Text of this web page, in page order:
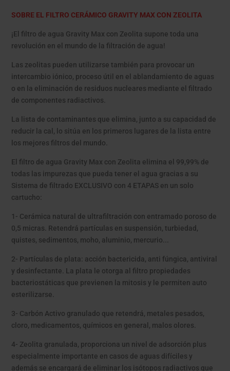
SOBRE EL FILTRO CERÁMICO GRAVITY MAX CON ZEOLITA
¡El filtro de agua Gravity Max con Zeolita supone toda una
revolución en el mundo de la filtración de agua!
Las zeolitas pueden utilizarse también para provocar un
intercambio iónico, proceso útil en el ablandamiento de aguas
o en la eliminación de residuos nucleares mediante el filtrado
de componentes radiactivos.
La lista de contaminantes que elimina, junto a su capacidad de
reducir la cal, lo sitúa en los primeros lugares de la lista entre
los mejores filtros del mundo.
El filtro de agua Gravity Max con Zeolita elimina el 99,99% de
todas las impurezas que pueda tener el agua gracias a su
Sistema de filtrado EXCLUSIVO con 4 ETAPAS en un solo
cartucho:
1- Cerámica natural de ultrafiltración con entramado poroso de
0,5 micras. Retendrá partículas en suspensión, turbiedad,
quistes, sedimentos, moho, aluminio, mercurio...
2- Partículas de plata: acción bactericida, anti fúngica, antiviral
y desinfectante. La plata le otorga al filtro propiedades
bacteriostáticas que previenen la mitosis y le permiten auto
esterilizarse.
3- Carbón Activo granulado que retendrá, metales pesados,
cloro, medicamentos, químicos en general, malos olores.
4- Zeolita granulada, proporciona un nivel de adsorción plus
especialmente importante en casos de aguas difíciles y
además se encargará de eliminar los isótopos radiactivos que